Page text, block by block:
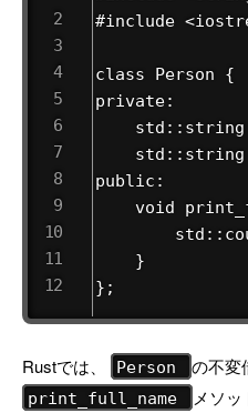
#include
class Person {
private:
public:
void
    }
};
Rustでは、 Person の不変
print_full_name メソッ